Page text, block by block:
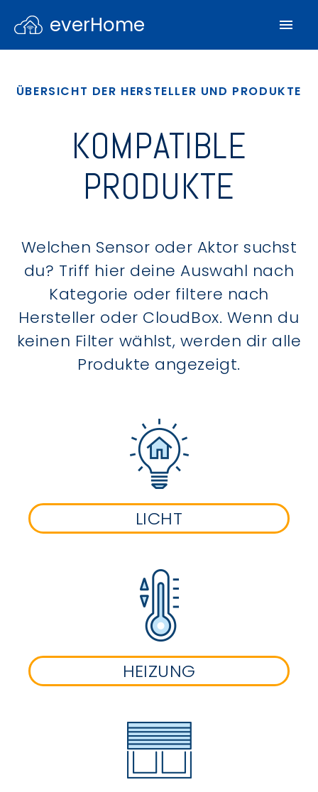
everHome
ÜBERSICHT DER HERSTELLER UND PRODUKTE
KOMPATIBLE
PRODUKTE
Welchen Sensor oder Aktor suchst
du? Triff hier deine Auswahl nach
Kategorie oder filtere nach
Hersteller oder CloudBox. Wenn du
keinen Filter wählst, werden dir alle
Produkte angezeigt.
LICHT
HEIZUNG